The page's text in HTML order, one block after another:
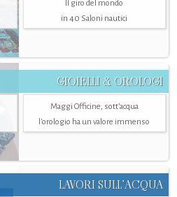
Il giro del mondo
in 40 Saloni nautici
GIOIELLI & OROLOGI
Maggi Officine, sott’acqua
l'orologio ha un valore immenso
LAVORI SULL’ACQUA